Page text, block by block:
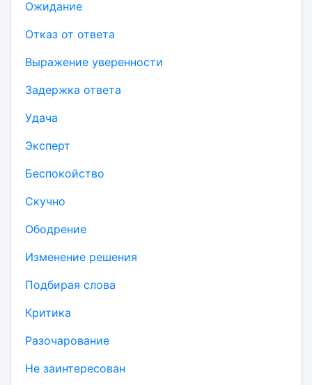
Ожидание
Отказ от ответа
Выражение уверенности
Задержка ответа
Удача
Эксперт
Беспокойство
Скучно
Ободрение
Изменение решения
Подбирая слова
Критика
Разочарование
Не заинтересован